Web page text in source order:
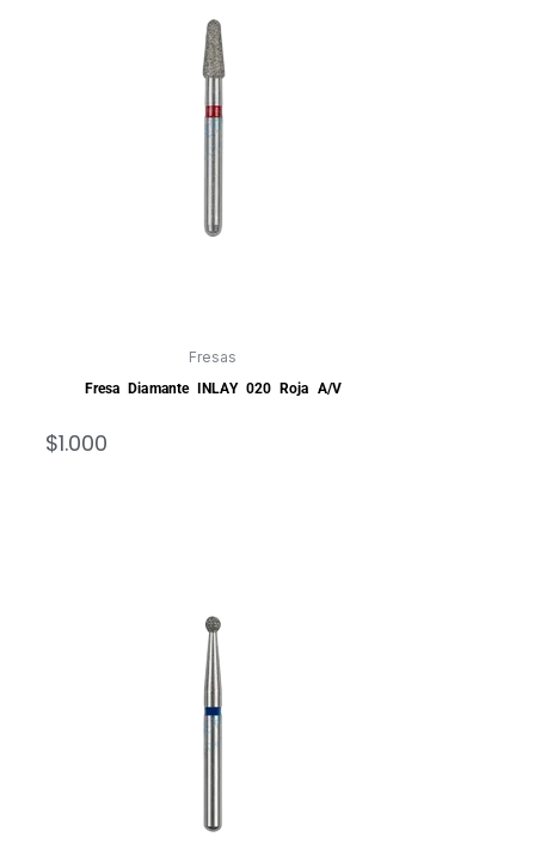
Fresas
Fresa Diamante INLAY 020 Roja A/V
$1.000